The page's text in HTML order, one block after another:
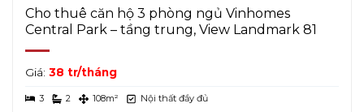
Cho thuê căn hộ 3 phòng ngủ Vinhomes
Central Park – tầng trung, View Landmark 81
Giá: 38 tr/tháng
3 2 108m² Nội thất đầy đủ